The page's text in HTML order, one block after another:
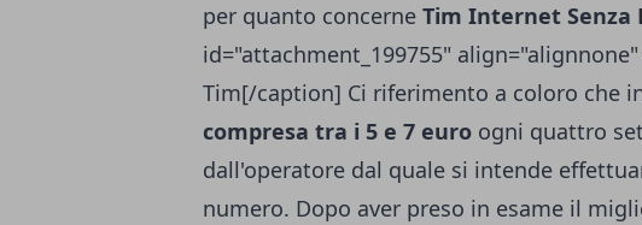
per quanto concerne Tim Internet Senza
id="attachment_199755"
Tim[/caption] Ci riferimento a coloro che
compresa tra i 5 e 7 euro ogni quattro
dall'operatore dal quale si intende
numero. Dopo aver preso in esame il